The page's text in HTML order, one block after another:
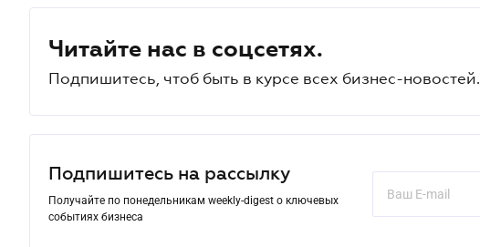
Читайте нас в соцсетях.
Подпишитесь, чтоб быть в курсе всех бизнес-новостей.
Подпишитесь на рассылку
Получайте по понедельникам weekly-digest о ключевых
событиях бизнеса